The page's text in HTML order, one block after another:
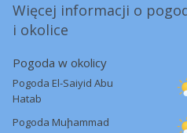
Więcej informacji o
i okolice
Pogoda w okolicy
Pogoda El-Saiyid Abu
Hatab
Pogoda Muḩammad